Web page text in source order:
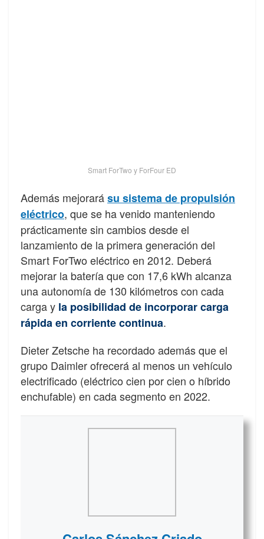
Smart ForTwo y ForFour ED
Además mejorarásu sistema de propulsión
eléctrico, que se ha venido manteniendo
prácticamente sin cambios desde el
lanzamiento de la primera generación del
Smart ForTwo eléctrico en 2012. Deberá
mejorar la batería que con 17,6 kWh alcanza
una autonomía de 130 kilómetros con cada
carga y la posibilidad de incorporar carga
rápida en corriente continua.
Dieter Zetsche ha recordado además que el
grupo Daimler ofrecerá al menos un vehículo
electrificado (eléctrico cien por cien o híbrido
enchufable) en cada segmento en 2022.